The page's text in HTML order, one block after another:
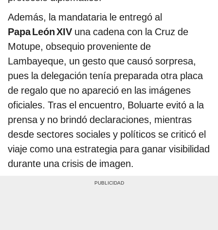
Además, la mandataria le entregó al
Papa León XIV una cadena con la Cruz de
Motupe, obsequio proveniente de
Lambayeque, un gesto que causó sorpresa,
pues la delegación tenía preparada otra placa
de regalo que no apareció en las imágenes
oficiales. Tras el encuentro, Boluarte evitó a la
prensa y no brindó declaraciones, mientras
desde sectores sociales y políticos se criticó el
viaje como una estrategia para ganar visibilidad
durante una crisis de imagen.